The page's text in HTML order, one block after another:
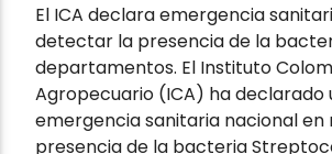
El ICA declara emergencia
detectar la presencia de la
departamentos. El Instituto
Agropecuario (ICA) ha declarado
emergencia sanitaria nacional en
presencia de la bacteria